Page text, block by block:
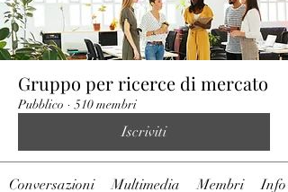
Gruppo per ricerce di mercato
Pubblico · 510 membri
Iscriviti
Conversazioni Multimedia Membri Info